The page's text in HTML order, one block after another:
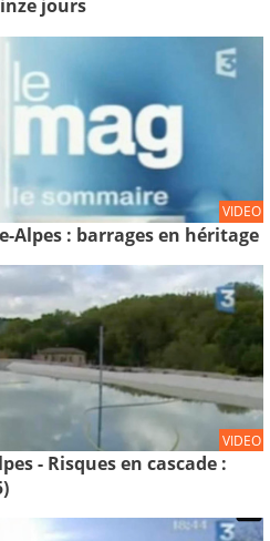
jours
VIDEO
Alpes : barrages en héritage
VIDEO
- Risques en cascade :